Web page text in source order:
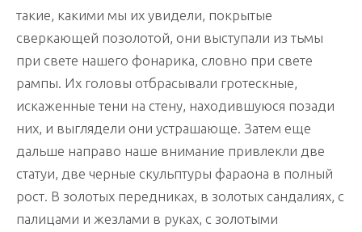
такие, какими мы их увидели, покрытые
сверкающей позолотой, они выступали из тьмы
при свете нашего фонарика, словно при свете
рампы. Их головы отбрасывали гротескные,
искаженные тени на стену, находившуюся позади
них, и выглядели они устрашающе. Затем еще
дальше направо наше внимание привлекли две
статуи, две черные скульптуры фараона в полный
рост. В золотых передниках, в золотых сандалиях, с
палицами и жезлами в руках, с золотыми